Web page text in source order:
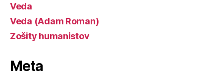
Veda
Veda (Adam Roman)
Zošity humanistov
Meta